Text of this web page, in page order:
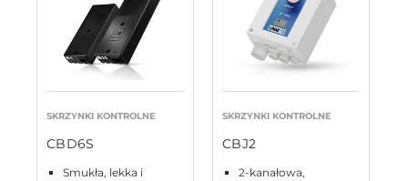
SKRZYNKI KONTROLNE
CBD6S
Smukła, lekka i
SKRZYNKI KONTROLNE
CBJ2
2-kanałowa,